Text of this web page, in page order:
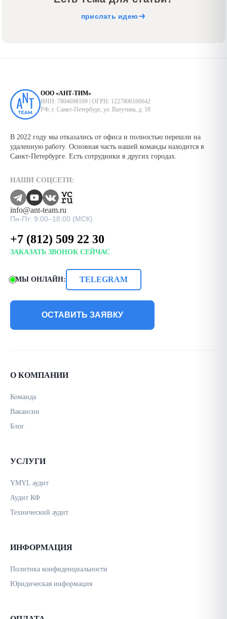
прислать идею
ООО «АНТ-ТИМ»
ИНН: 7804698109 | ОГРН: 1227800160642
РФ, г. Санкт-Петербург, ул. Ватутина, д. 18
В 2022 году мы отказались от офиса и полностью перешли на
удаленную работу. Основная часть нашей команды находится в
Санкт-Петербурге. Есть сотрудники в других городах.
НАШИ СОЦСЕТИ:
info@ant-team.ru
Пн-Пт: 9:00–18:00 (МСК)
+7 (812) 509 22 30
ЗАКАЗАТЬ ЗВОНОК СЕЙЧАС
МЫ ОНЛАЙН: TELEGRAM
ОСТАВИТЬ ЗАЯВКУ
О КОМПАНИИ
Команда
Вакансии
Блог
УСЛУГИ
YMYL аудит
Аудит КФ
Технический аудит
ИНФОРМАЦИЯ
Политика конфиденциальности
Юридическая информация